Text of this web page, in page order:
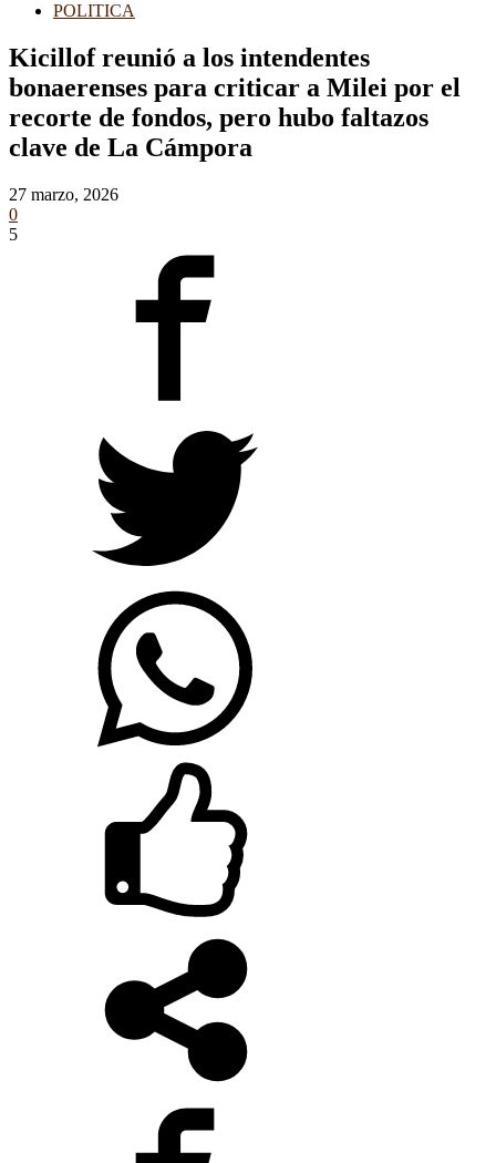
POLITICA
Kicillof reunió a los intendentes
bonaerenses para criticar a Milei por el
recorte de fondos, pero hubo faltazos
clave de La Cámpora
27 marzo, 2026
0
5